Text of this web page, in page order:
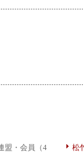
盟・会員（4
松